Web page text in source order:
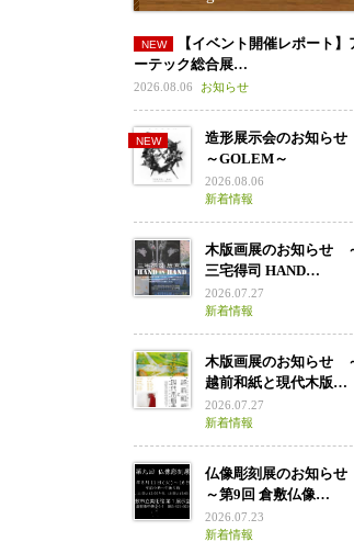
【イベント開催レポート】
ーテック総合展…
2026.08.06 お知らせ
造形展示会のお知らせ
～GOLEM～
2026.08.06
新着情報
木版画展のお知らせ
三宅得司 HAND…
2026.07.27
新着情報
木版画展のお知らせ
越前和紙と現代木版…
2026.07.27
新着情報
仏像彫刻展のお知らせ
～第9回 倉敷仏像…
2026.07.23
新着情報